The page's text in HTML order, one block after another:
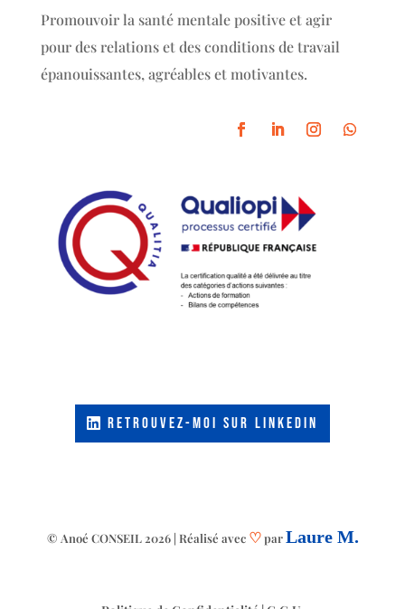
Promouvoir la santé mentale positive et agir
pour des relations et des conditions de travail
épanouissantes, agréables et motivantes.
RETROUVEZ-MOI SUR LINKEDIN
© Anoé CONSEIL 2026 | Réalisé avec ♡parLaure M.